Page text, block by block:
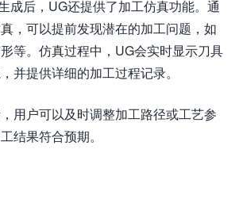
成后，UG还提供了加工仿真功能。通
，可以提前发现潜在的加工问题，如
等。仿真过程中，UG会实时显示刀具
并提供详细的加工过程记录。
用户可以及时调整加工路径或工艺参
结果符合预期。